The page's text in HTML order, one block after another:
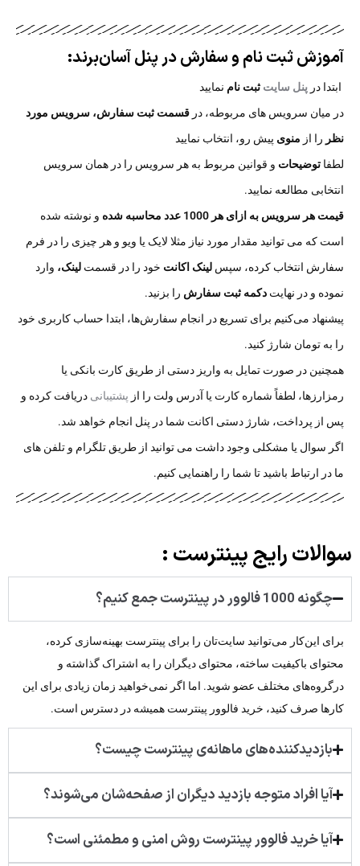
آموزش ثبت نام و سفارش در پنل آسان‌برند:​
ابتدا در پنل سایت ثبت نام نمایید
در میان سرویس های مربوطه، در قسمت ثبت سفارش، سرویس مورد
نظر را از منوی پیش رو، انتخاب نمایید
لطفا توضیحات و قوانین مربوط به هر سرویس را در همان سرویس
انتخابی مطالعه نمایید.
قیمت هر سرویس به ازای هر 1000 عدد محاسبه شده
و نوشته شده
است که می توانید مقدار مورد نیاز مثلا لایک یا ویو و هر چیزی را در فرم
سفارش انتخاب کرده، سپس لینک اکانت خود را در قسمت لینک، وارد
نموده و در نهایت دکمه ثبت سفارش را بزنید.
پیشنهاد می‌کنیم برای تسریع در انجام سفارش‌ها، ابتدا حساب کاربری خود
را به تومان شارژ کنید.
همچنین در صورت تمایل به واریز دستی از طریق کارت بانکی یا
رمزارزها، لطفاً شماره کارت یا آدرس ولت را از پشتیبانی دریافت کرده و
پس از پرداخت، شارژ دستی اکانت شما در پنل انجام خواهد شد.
اگر سوال یا مشکلی وجود داشت می توانید از طریق تلگرام و تلفن های
ما در ارتباط باشید تا شما را راهنمایی کنیم.
سوالات رایج پینترست :
چگونه 1000 فالوور در پینترست جمع کنیم؟
برای این‌کار می‌توانید سایت‌تان را برای پینترست بهینه‌سازی کرده،
محتوای باکیفیت ساخته، محتوای دیگران را به اشتراک گذاشته و
درگروه‌های مختلف عضو شوید. اما اگر نمی‌خواهید زمان زیادی برای این
کارها صرف کنید، خرید فالوور پینترست همیشه در دسترس است.
بازدیدکننده‌های ماهانه‌ی پینترست چیست؟
آیا افراد متوجه بازدید دیگران از صفحه‌شان می‌شوند؟
آیا خرید فالوور پینترست روش امنی و مطمئنی است؟